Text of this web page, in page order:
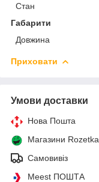
Стан
Габарити
Довжина
Приховати
Умови доставки
Нова Пошта
Магазини Rozetka
Самовивіз
Meest ПОШТА